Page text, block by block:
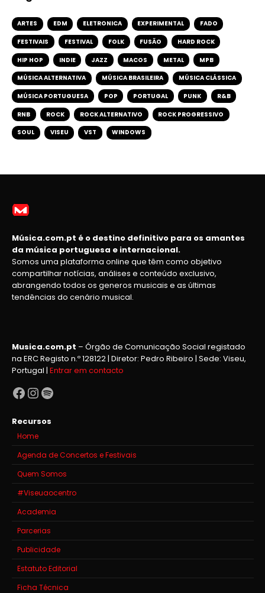
ARTES EDM ELETRONICA EXPERIMENTAL FADO
FESTIVAIS FESTIVAL FOLK FUSÃO HARD ROCK
HIP HOP INDIE JAZZ MACOS METAL MPB
MÚSICA ALTERNATIVA MÚSICA BRASILEIRA MÚSICA CLÁSSICA
MÚSICA PORTUGUESA POP PORTUGAL PUNK R&B
RNB ROCK ROCK ALTERNATIVO ROCK PROGRESSIVO
SOUL VISEU VST WINDOWS
Música.com.pt é o destino definitivo para os amantes
da música portuguesa e internacional.
Somos uma plataforma online que têm como objetivo
compartilhar notícias, análises e conteúdo exclusivo,
abrangendo todos os generos musicais e as últimas
tendências do cenário musical.
Musica.com.pt – Órgão de Comunicação Social registado
na ERC Registo n.º 128122 | Diretor: Pedro Ribeiro | Sede: Viseu,
Portugal | Entrar em contacto
Facebook
Instagram
Spotify
Recursos
Home
Agenda de Concertos e Festivais
Quem Somos
#Viseuaocentro
Academia
Parcerias
Publicidade
Estatuto Editorial
Ficha Técnica